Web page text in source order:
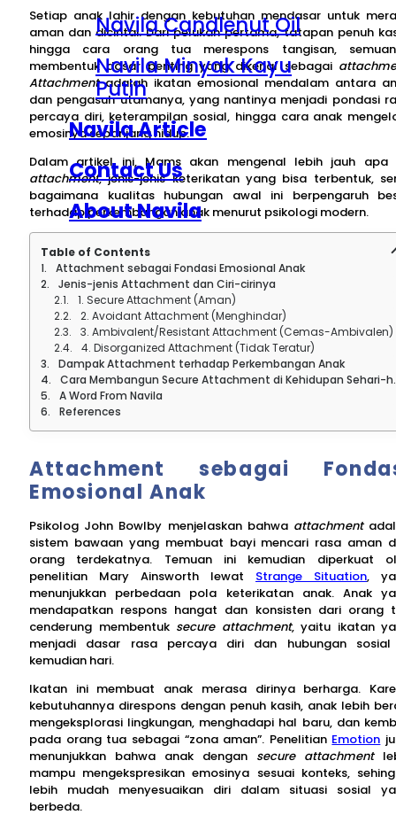
Navila Candlenut Oil
Navila Minyak Kayu
Putih
Navila Article
Contact Us
About Navila
Setiap anak lahir dengan kebutuhan mendasar untuk
aman dan dicintai. Dari pelukan pertama, tatapan penuh
hingga cara orang tua merespons tangisan,
membentuk dasar penting yang dikenal sebagai
Attachmentadalah ikatan emosional mendalam antara
dan pengasuh utamanya, yang nantinya menjadi pondasi
percaya diri, keterampilan sosial, hingga cara anak
emosinya sepanjang hidup.
Dalam artikel ini, Mams akan mengenal lebih jauh apa
attachment, jenis-jenis keterikatan yang bisa terbentuk,
bagaimana kualitas hubungan awal ini berpengaruh
terhadap perkembangan anak menurut psikologi modern.
Table of Contents
Attachment sebagai Fondasi Emosional Anak
Jenis-jenis Attachment dan Ciri-cirinya
1. Secure Attachment (Aman)
2. Avoidant Attachment (Menghindar)
3. Ambivalent/Resistant Attachment (Cemas-Ambivalen)
4. Disorganized Attachment (Tidak Teratur)
Dampak Attachment terhadap Perkembangan Anak
Cara Membangun Secure Attachment di Kehidupan Sehari-hari
A Word From Navila
References
Attachment sebagai
Emosional Anak
Psikolog John Bowlby menjelaskan bahwa attachment
sistem bawaan yang membuat bayi mencari rasa aman
orang terdekatnya. Temuan ini kemudian diperkuat
penelitian Mary Ainsworth lewat Strange Situation,
menunjukkan perbedaan pola keterikatan anak. Anak
mendapatkan respons hangat dan konsisten dari orang
cenderung membentuk secure attachment, yaitu ikatan
menjadi dasar rasa percaya diri dan hubungan
kemudian hari.
Ikatan ini membuat anak merasa dirinya berharga.
kebutuhannya direspons dengan penuh kasih, anak lebih
mengeksplorasi lingkungan, menghadapi hal baru, dan
pada orang tua sebagai “zona aman”. Penelitian Emotion
menunjukkan bahwa anak dengan secure attachment
mampu mengekspresikan emosinya sesuai konteks,
lebih mudah menyesuaikan diri dalam situasi sosial
berbeda.